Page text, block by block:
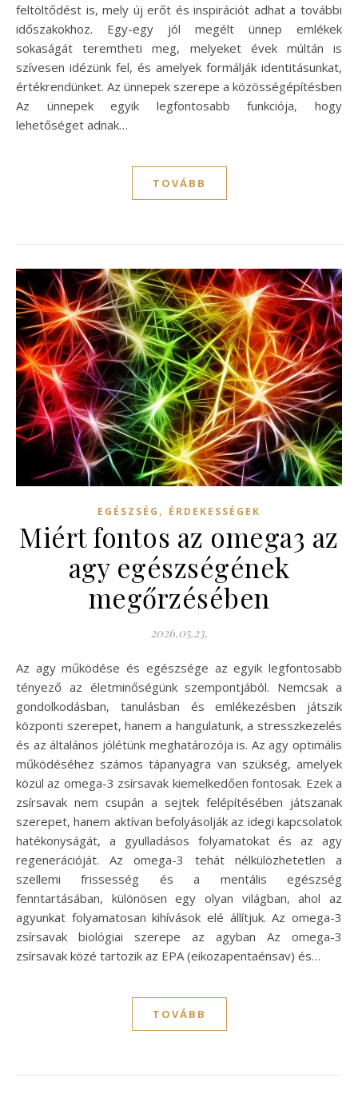
feltöltődést is, mely új erőt és inspirációt adhat a további
időszakokhoz. Egy-egy jól megélt ünnep emlékek
sokaságát teremtheti meg, melyeket évek múltán is
szívesen idézünk fel, és amelyek formálják identitásunkat,
értékrendünket. Az ünnepek szerepe a közösségépítésben
Az ünnepek egyik legfontosabb funkciója, hogy
lehetőséget adnak…
TOVÁBB
EGÉSZSÉG , ÉRDEKESSÉGEK
Miért fontos az omega3 az
agy egészségének
megőrzésében
2026.05.23.
Az agy működése és egészsége az egyik legfontosabb
tényező az életminőségünk szempontjából. Nemcsak a
gondolkodásban, tanulásban és emlékezésben játszik
központi szerepet, hanem a hangulatunk, a stresszkezelés
és az általános jólétünk meghatározója is. Az agy optimális
működéséhez számos tápanyagra van szükség, amelyek
közül az omega-3 zsírsavak kiemelkedően fontosak. Ezek a
zsírsavak nem csupán a sejtek felépítésében játszanak
szerepet, hanem aktívan befolyásolják az idegi kapcsolatok
hatékonyságát, a gyulladásos folyamatokat és az agy
regenerációját. Az omega-3 tehát nélkülözhetetlen a
szellemi frissesség és a mentális egészség
fenntartásában, különösen egy olyan világban, ahol az
agyunkat folyamatosan kihívások elé állítjuk. Az omega-3
zsírsavak biológiai szerepe az agyban Az omega-3
zsírsavak közé tartozik az EPA (eikozapentaénsav) és…
TOVÁBB